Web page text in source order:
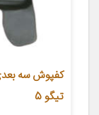
تیگو 5